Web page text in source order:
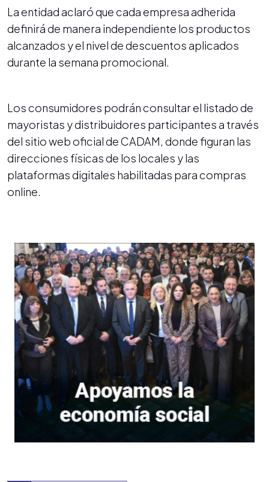
La entidad aclaró que cada empresa adherida
definirá de manera independiente los productos
alcanzados y el nivel de descuentos aplicados
durante la semana promocional.
Los consumidores podrán consultar el listado de
mayoristas y distribuidores participantes a través
del sitio web oficial de CADAM, donde figuran las
direcciones físicas de los locales y las
plataformas digitales habilitadas para compras
online.